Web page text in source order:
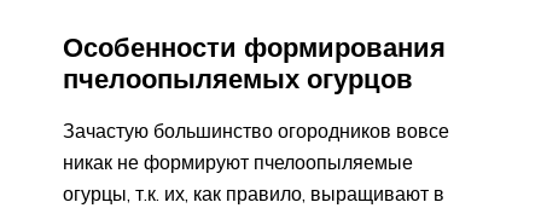
Особенности формирования
пчелоопыляемых огурцов
Зачастую большинство огородников вовсе
никак не формируют пчелоопыляемые
огурцы, т.к. их, как правило, выращивают в